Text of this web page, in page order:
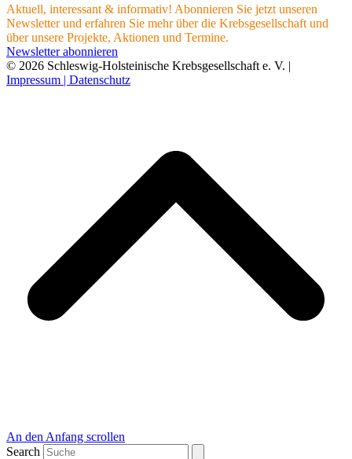
Aktuell, interessant & informativ! Abonnieren Sie jetzt unseren
Newsletter und erfahren Sie mehr über die Krebsgesellschaft und
über unsere Projekte, Aktionen und Termine.
Newsletter abonnieren
© 2026 Schleswig-Holsteinische Krebsgesellschaft e. V. |
Impressum | Datenschutz
An den Anfang scrollen
Search